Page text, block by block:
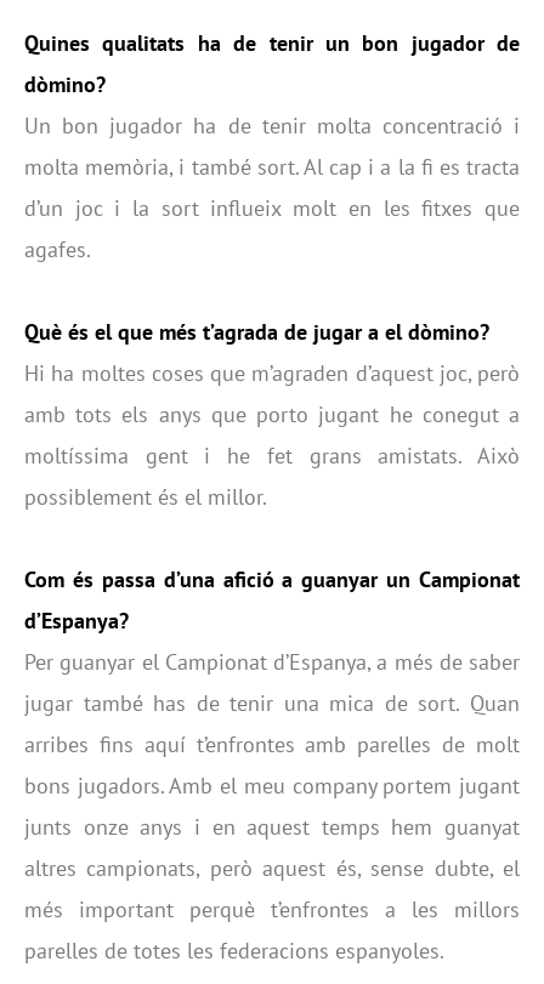
Quines qualitats ha de tenir un bon jugador de
dòmino?
Un bon jugador ha de tenir molta concentració i
molta memòria, i també sort. Al cap i a la fi es tracta
d’un joc i la sort influeix molt en les fitxes que
agafes.
Què és el que més t’agrada de jugar a el dòmino?
Hi ha moltes coses que m’agraden d’aquest joc, però
amb tots els anys que porto jugant he conegut a
moltíssima gent i he fet grans amistats. Això
possiblement és el millor.
Com és passa d’una afició a guanyar un Campionat
d’Espanya?
Per guanyar el Campionat d’Espanya, a més de saber
jugar també has de tenir una mica de sort. Quan
arribes fins aquí t’enfrontes amb parelles de molt
bons jugadors. Amb el meu company portem jugant
junts onze anys i en aquest temps hem guanyat
altres campionats, però aquest és, sense dubte, el
més important perquè t’enfrontes a les millors
parelles de totes les federacions espanyoles.